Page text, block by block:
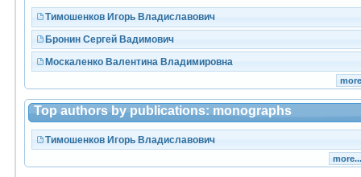
Тимошенков Игорь Владиславович
Бронин Сергей Вадимович
Москаленко Валентина Владимировна
Top authors by publications: monographs
Тимошенков Игорь Владиславович